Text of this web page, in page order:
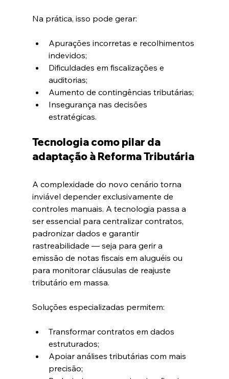
Na prática, isso pode gerar:
Apurações incorretas e recolhimentos
indevidos;
Dificuldades em fiscalizações e
auditorias;
Aumento de contingências tributárias;
Insegurança nas decisões
estratégicas.
Tecnologia como pilar da
adaptação à Reforma Tributária
A complexidade do novo cenário torna
inviável depender exclusivamente de
controles manuais. A tecnologia passa a
ser essencial para centralizar contratos,
padronizar dados e garantir
rastreabilidade — seja para gerir a
emissão de notas fiscais em aluguéis ou
para monitorar cláusulas de reajuste
tributário em massa.
Soluções especializadas permitem:
Transformar contratos em dados
estruturados;
Apoiar análises tributárias com mais
precisão;